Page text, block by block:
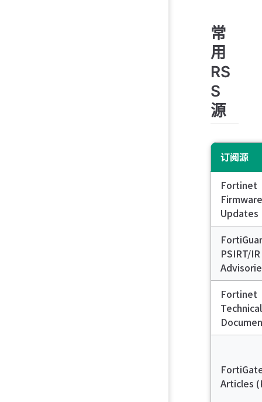
常
用
RS
S
源
订阅源
Fortinet
Firmware
Updates
PSIRT/IR
Fortinet
Technical
Articles